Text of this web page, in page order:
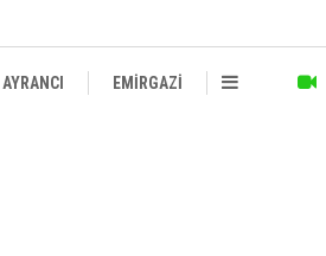
AYRANCI EMİRGAZİ